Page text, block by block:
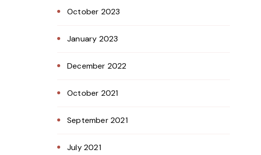
October 2023
January 2023
December 2022
October 2021
September 2021
July 2021